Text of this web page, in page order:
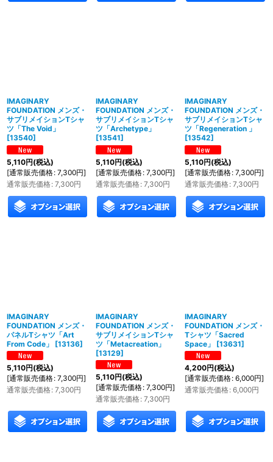
IMAGINARY
FOUNDATION メンズ・
サブリメイションTシャ
ツ「The Void」
[13540]
5,110円(税込)
[通常販売価格: 7,300円]
通常販売価格: 7,300円
IMAGINARY
FOUNDATION メンズ・
サブリメイションTシャ
ツ「Archetype」
[13541]
5,110円(税込)
[通常販売価格: 7,300円]
通常販売価格: 7,300円
IMAGINARY
FOUNDATION メンズ・
サブリメイションTシャ
ツ「Regeneration 」
[13542]
5,110円(税込)
[通常販売価格: 7,300円]
通常販売価格: 7,300円
IMAGINARY
FOUNDATION メンズ・
パネルTシャツ「Art
From Code」
[13136]
5,110円(税込)
[通常販売価格: 7,300円]
通常販売価格: 7,300円
IMAGINARY
FOUNDATION メンズ・
サブリメイションTシャ
ツ「Metacreation」
[13129]
5,110円(税込)
[通常販売価格: 7,300円]
通常販売価格: 7,300円
IMAGINARY
FOUNDATION メンズ・
Tシャツ「Sacred
Space」
[13631]
4,200円(税込)
[通常販売価格: 6,000円]
通常販売価格: 6,000円